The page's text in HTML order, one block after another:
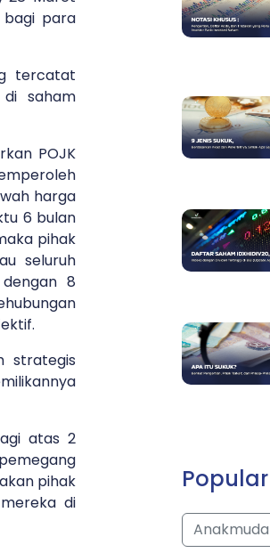
bagi para
tercatat
di saham
POJK
harga
6 bulan
pihak
seluruh
8
strategis
atas 2
pihak
di